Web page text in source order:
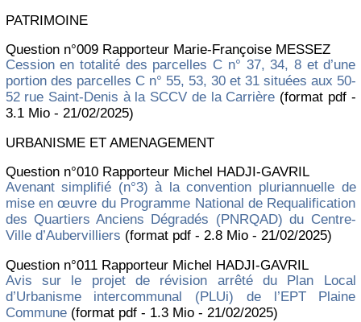
PATRIMOINE
Question n°009 Rapporteur Marie-Françoise MESSEZ
Cession en totalité des parcelles C n° 37, 34, 8 et d’une
portion des parcelles C n° 55, 53, 30 et 31 situées aux 50-
52 rue Saint-Denis à la SCCV de la Carrière (format pdf -
3.1 Mio - 21/02/2025)
URBANISME ET AMENAGEMENT
Question n°010 Rapporteur Michel HADJI-GAVRIL
Avenant simplifié (n°3) à la convention pluriannuelle de
mise en œuvre du Programme National de Requalification
des Quartiers Anciens Dégradés (PNRQAD) du Centre-
Ville d’Aubervilliers (format pdf - 2.8 Mio - 21/02/2025)
Question n°011 Rapporteur Michel HADJI-GAVRIL
Avis sur le projet de révision arrêté du Plan Local
d’Urbanisme intercommunal (PLUi) de l’EPT Plaine
Commune(format pdf - 1.3 Mio - 21/02/2025)